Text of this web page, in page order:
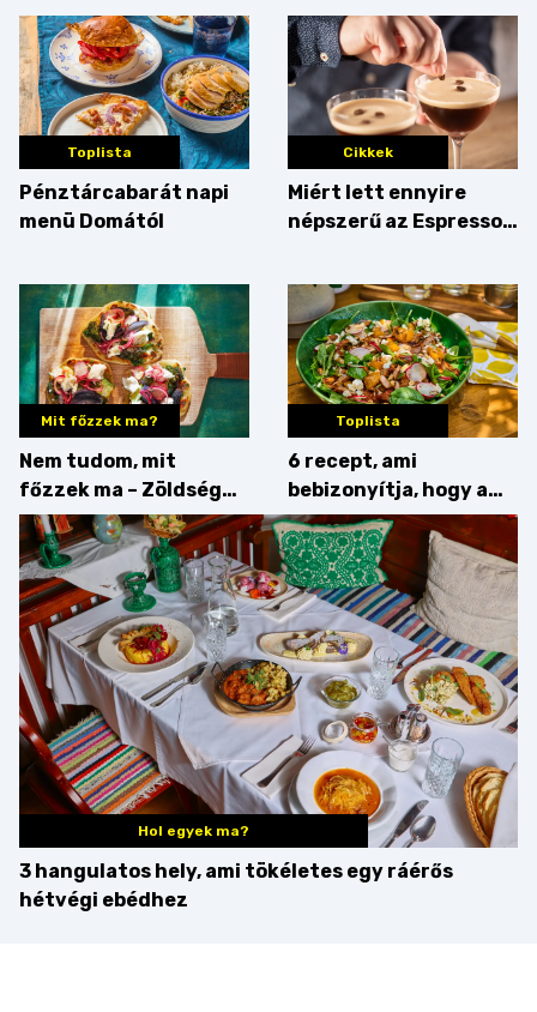
Toplista
Pénztárcabarát napi
menü Domától
Cikkek
Miért lett ennyire
népszerű az Espresso
érdemes enni mellé?
Mit főzzek ma?
Nem tudom, mit
főzzek ma – Zöldség
minden mennyiségben
Toplista
6 recept, ami
bebizonyítja, hogy a
barack húsok mellé is
zseniális
Hol egyek ma?
3 hangulatos hely, ami tökéletes egy ráérős
hétvégi ebédhez